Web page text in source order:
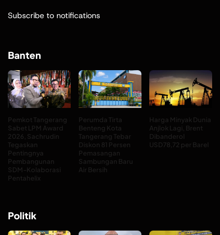
Subscribe to notifications
Banten
Pemkot Tangerang
Sabet LPM Award
2026, Sachrudin
Tegaskan
Pentingnya
Pembangunan
SDM-Kolaborasi
Pentahelix
Perumda Tirta
Benteng Kota
Tangerang Tebar
Diskon 81 Persen
Pemasangan
Sambungan Baru
Air Bersih
Harga Minyak Dunia
Anjlok Lagi, Brent
Dibanderol
USD78,72 per Barel
Politik